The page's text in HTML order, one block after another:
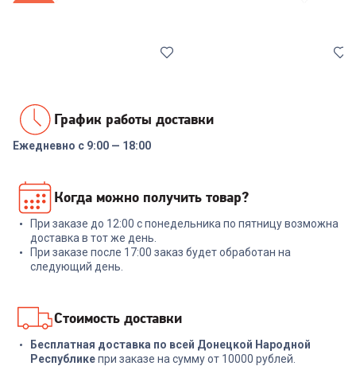
Реле напряжения Rucelf
SRW-16A 3кВА
+ 47 бонусов
1 599₽
+68 бонусов
2 299₽
График работы доставки
Ежедневно с 9:00 — 18:00
Когда можно получить товар?
При заказе до 12:00 с понедельника по пятницу возможна
доставка в тот же день.
При заказе после 17:00 заказ будет обработан на
следующий день.
Стоимость доставки
Бесплатная доставка по всей Донецкой Народной
Республикепри заказе на сумму от 10000 рублей.